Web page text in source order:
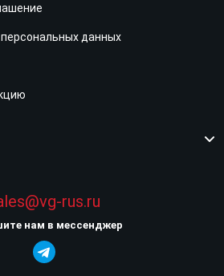
данных
rus.ru
нам в мессенджер